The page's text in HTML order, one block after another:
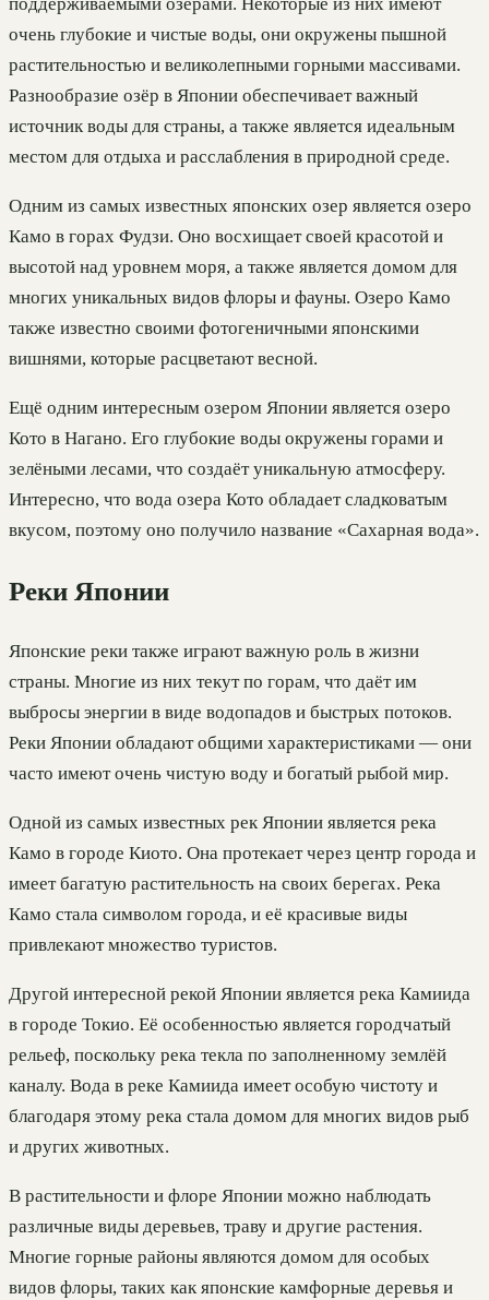
поддерживаемыми озёрами. Некоторые из них имеют
очень глубокие и чистые воды, они окружены пышной
растительностью и великолепными горными массивами.
Разнообразие озёр в Японии обеспечивает важный
источник воды для страны, а также является идеальным
местом для отдыха и расслабления в природной среде.
Одним из самых известных японских озер является озеро
Камо в горах Фудзи. Оно восхищает своей красотой и
высотой над уровнем моря, а также является домом для
многих уникальных видов флоры и фауны. Озеро Камо
также известно своими фотогеничными японскими
вишнями, которые расцветают весной.
Ещё одним интересным озером Японии является озеро
Кото в Нагано. Его глубокие воды окружены горами и
зелёными лесами, что создаёт уникальную атмосферу.
Интересно, что вода озера Кото обладает сладковатым
вкусом, поэтому оно получило название «Сахарная вода».
Реки Японии
Японские реки также играют важную роль в жизни
страны. Многие из них текут по горам, что даёт им
выбросы энергии в виде водопадов и быстрых потоков.
Реки Японии обладают общими характеристиками — они
часто имеют очень чистую воду и богатый рыбой мир.
Одной из самых известных рек Японии является река
Камо в городе Киото. Она протекает через центр города и
имеет багатую растительность на своих берегах. Река
Камо стала символом города, и её красивые виды
привлекают множество туристов.
Другой интересной рекой Японии является река Камиида
в городе Токио. Её особенностью является городчатый
рельеф, поскольку река текла по заполненному землёй
каналу. Вода в реке Камиида имеет особую чистоту и
благодаря этому река стала домом для многих видов рыб
и других животных.
В растительности и флоре Японии можно наблюдать
различные виды деревьев, траву и другие растения.
Многие горные районы являются домом для особых
видов флоры, таких как японские камфорные деревья и